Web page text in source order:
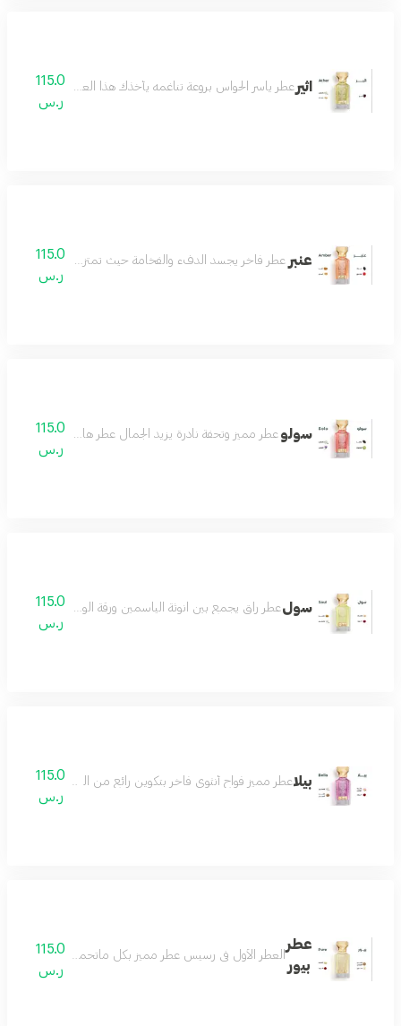
اثير عطر ياسر الحواس بروعة تناغمه يأخذك هذا العطر في رحلة من
115.0
ر.س
عنبر عطر فاخر يجسد الدفء والفخامة حيث تمتزج نفحات العنبر
115.0
ر.س
سولو عطر مميز وتحفة نادرة يزيد الجمال عطر هادئ لطيف رائع
115.0
ر.س
سول عطر راق يجمع بين انوثة الياسمين ورقة الورد مع لمسات
115.0
ر.س
بيلاعطر مميز فواح أنثوي فاخر بتكوين رائع من الورد
115.0
ر.س
عطر
بيور
العطر الأول في رسيس عطر مميز بكل ماتحمله الكلمة
115.0
ر.س